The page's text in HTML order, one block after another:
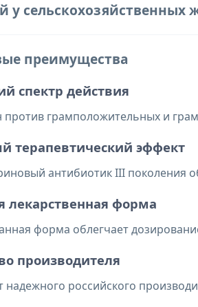
у сельскохозяйственных
преимущества
спектр действия
грамположительных и
терапевтический эффект
антибиотик III поколения
лекарственная форма
форма облегчает
производителя
надежного российского